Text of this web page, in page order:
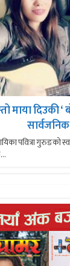
माया दिउकी
सार्वजनिक
पवित्रा गुरुङको